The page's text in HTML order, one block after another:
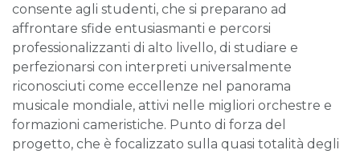
consente agli studenti, che si preparano ad
affrontare sfide entusiasmanti e percorsi
professionalizzanti di alto livello, di studiare e
perfezionarsi con interpreti universalmente
riconosciuti come eccellenze nel panorama
musicale mondiale, attivi nelle migliori orchestre e
formazioni cameristiche. Punto di forza del
progetto, che è focalizzato sulla quasi totalità degli